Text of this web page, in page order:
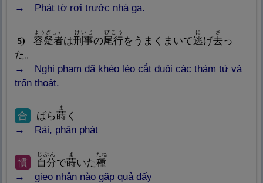
Phát tờ rơi trước nhà ga.
5 容
Nghĩa: Bao dung, chịu đựng,
疑者
ようぎしゃ
は刑事
けいじ
の尾行
びこう
をうまくまいて逃
に
げ去
さ
っ
た。
Nghi phạm đã khéo léo cắt đuôi các thám tử và
trốn thoát.
合 ばら蒔
ま
く
Rải, phân phát
慣 自分
じぶん
で蒔
ま
いた種
たね
gieo nhân nào gặp quả đấy